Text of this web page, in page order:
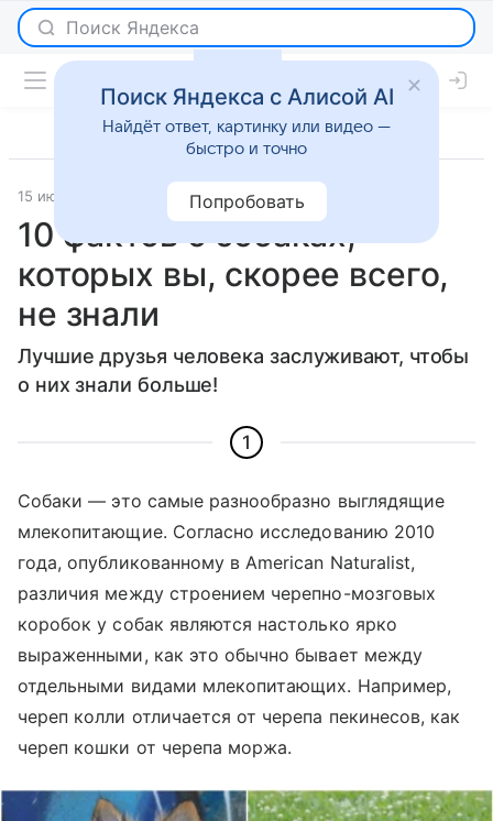
15 июля 2016
10 фактов о собаках,
которых вы, скорее всего,
не знали
Лучшие друзья человека заслуживают, чтобы
о них знали больше!
1
Собаки— это самые разнообразно выглядящие
млекопитающие. Согласно исследованию 2010
года, опубликованному в American Naturalist,
различия между строением черепно-мозговых
коробок у собак являются настолько ярко
выраженными, как это обычно бывает между
отдельными видами млекопитающих. Например,
череп колли отличается от черепа пекинесов, как
череп кошки от черепа моржа.
Поиск Яндекса с Алисой AI
Найдёт ответ, картинку или видео —
быстро и точно
Попробовать